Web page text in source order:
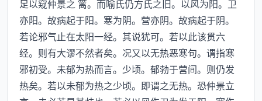
足以窥仲景之 篱。而喻氏仍方氏之旧。以风为阳。卫
亦阳。故病起于阳。寒为阴。营亦阴。故病起于阴。
若论邪气止在太阳一经。其说犹可。若以此该贯六
经。则有大谬不然者矣。况又以无热恶寒句。谓指寒
邪初受。未郁为热而言。少顷。郁勃于营间。则仍发
热矣。若以未郁为热之少顷。即谓之无热。恐仲景立